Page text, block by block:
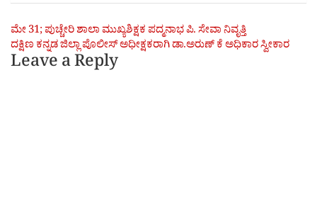
Post
navigation
ಮೇ 31; ಪುಚ್ಚೇರಿ ಶಾಲಾ ಮುಖ್ಯಶಿಕ್ಷಕ ಪದ್ಮನಾಭ ಪಿ. ಸೇವಾ ನಿವೃತ್ತಿ
ದಕ್ಷಿಣ ಕನ್ನಡ ಜಿಲ್ಲಾ ಪೊಲೀಸ್ ಅಧೀಕ್ಷಕರಾಗಿ ಡಾ.ಅರುಣ್ ಕೆ ಅಧಿಕಾರ ಸ್ವೀಕಾರ
Leave a Reply